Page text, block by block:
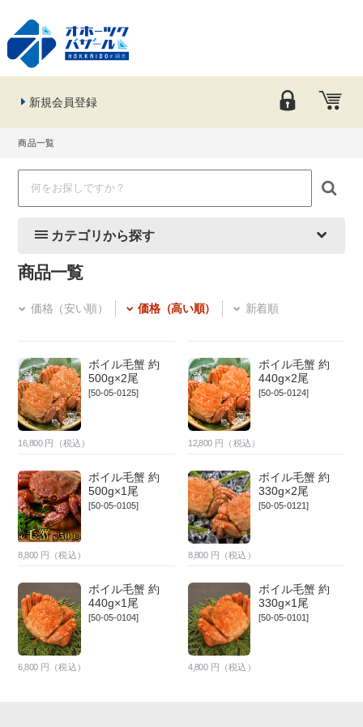
新規会員登録
商品一覧
カテゴリから探す
商品一覧
価格（安い順） 価格（高い順） 新着順
ボイル毛蟹 約
500g×2尾
[50-05-0125]
16,800 円（税込）
ボイル毛蟹 約
440g×2尾
[50-05-0124]
12,800 円（税込）
ボイル毛蟹 約
500g×1尾
[50-05-0105]
8,800 円（税込）
ボイル毛蟹 約
330g×2尾
[50-05-0121]
8,800 円（税込）
ボイル毛蟹 約
440g×1尾
[50-05-0104]
6,800 円（税込）
ボイル毛蟹 約
330g×1尾
[50-05-0101]
4,800 円（税込）